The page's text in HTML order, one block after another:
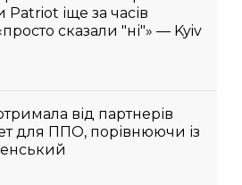
Patriot іще за часів
сказали "ні"» — Kyiv
від партнерів
для ППО, порівнюючи із